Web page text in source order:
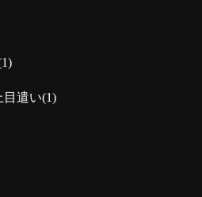
目遣い(1)